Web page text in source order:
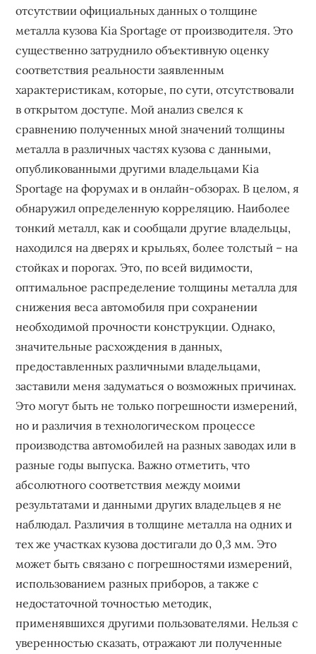
отсутствии официальных данных о толщине
металла кузова Kia Sportage от производителя. Это
существенно затруднило объективную оценку
соответствия реальности заявленным
характеристикам, которые, по сути, отсутствовали
в открытом доступе. Мой анализ свелся к
сравнению полученных мной значений толщины
металла в различных частях кузова с данными,
опубликованными другими владельцами Kia
Sportage на форумах и в онлайн-обзорах. В целом, я
обнаружил определенную корреляцию. Наиболее
тонкий металл, как и сообщали другие владельцы,
находился на дверях и крыльях, более толстый – на
стойках и порогах. Это, по всей видимости,
оптимальное распределение толщины металла для
снижения веса автомобиля при сохранении
необходимой прочности конструкции. Однако,
значительные расхождения в данных,
предоставленных различными владельцами,
заставили меня задуматься о возможных причинах.
Это могут быть не только погрешности измерений,
но и различия в технологическом процессе
производства автомобилей на разных заводах или в
разные годы выпуска. Важно отметить, что
абсолютного соответствия между моими
результатами и данными других владельцев я не
наблюдал. Различия в толщине металла на одних и
тех же участках кузова достигали до 0,3 мм. Это
может быть связано с погрешностями измерений,
использованием разных приборов, а также с
недостаточной точностью методик,
применявшихся другими пользователями. Нельзя с
уверенностью сказать, отражают ли полученные